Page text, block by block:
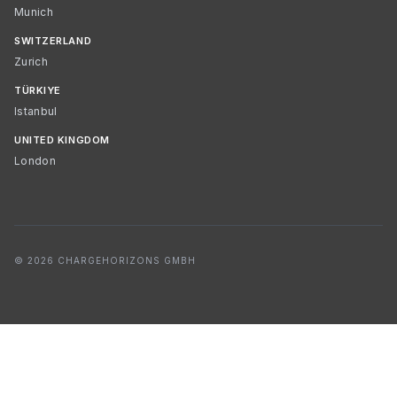
Munich
SWITZERLAND
Zurich
TÜRKIYE
Istanbul
UNITED KINGDOM
London
© 2026 CHARGEHORIZONS GMBH